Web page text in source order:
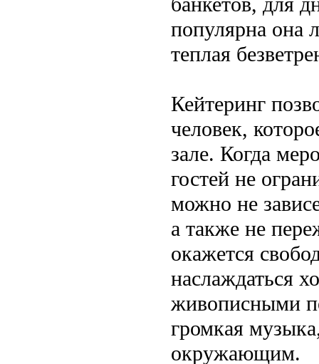
популярна она
теплая
Кейтеринг
человек,
зале. Когда
гостей не
можно не
а также не
окажется
наслаждаться
живописными
громкая
окружающим.